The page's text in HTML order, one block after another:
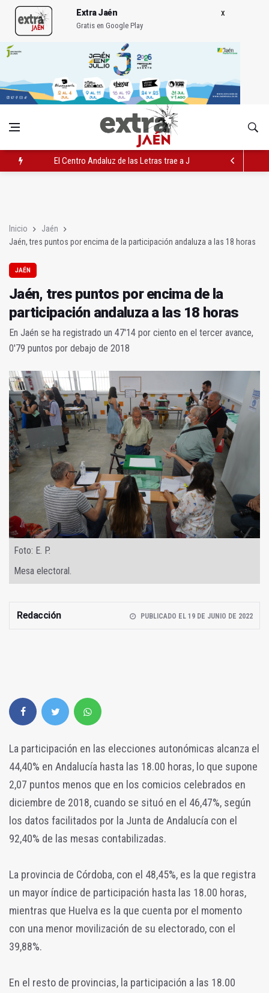
Extra Jaén
Gratis en Google Play
El Centro Andaluz de las Letras trae a Jaén al filósofo Omar
Inicio
Jaén
Jaén, tres puntos por encima de la participación andaluza a las 18 horas
JAÉN
Jaén, tres puntos por encima de la
participación andaluza a las 18 horas
En Jaén se ha registrado un 47'14 por ciento en el tercer avance,
0'79 puntos por debajo de 2018
Foto: E. P.
Mesa electoral.
Redacción PUBLICADO EL 19 DE JUNIO DE 2022
La participación en las elecciones autonómicas alcanza el
44,40% en Andalucía hasta las 18.00 horas, lo que supone
2,07 puntos menos que en los comicios celebrados en
diciembre de 2018, cuando se situó en el 46,47%, según
los datos facilitados por la Junta de Andalucía con el
92,40% de las mesas contabilizadas.
La provincia de Córdoba, con el 48,45%, es la que registra
un mayor índice de participación hasta las 18.00 horas,
mientras que Huelva es la que cuenta por el momento
con una menor movilización de su electorado, con el
39,88%.
En el resto de provincias, la participación a las 18.00